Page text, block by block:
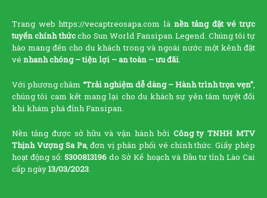
Trang web https://vecaptreosapa.com là nền tảng đặt vé trực
tuyến chính thứccho Sun World Fansipan Legend. Chúng tôi tự
hào mang đến cho du khách trong và ngoài nước một kênh đặt
vé nhanh chóng – tiện lợi – an toàn – ưu đãi.
Với phương châm “Trải nghiệm dễ dàng – Hành trình trọn vẹn”,
chúng tôi cam kết mang lại cho du khách sự yên tâm tuyệt đối
khi khám phá đỉnh Fansipan.
Nền tảng được sở hữu và vận hành bởi Công ty TNHH MTV
Thịnh Vượng Sa Pa, đơn vị phân phối vé chính thức. Giấy phép
hoạt động số:5300813196 do Sở Kế hoạch và Đầu tư tỉnh Lào Cai
cấp ngày13/03/2023.